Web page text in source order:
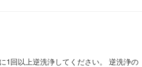
1回以上逆洗浄してください。 逆洗浄の